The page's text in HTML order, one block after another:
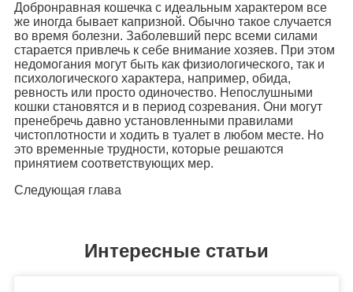
Добронравная кошечка с идеальным характером все
же иногда бывает капризной. Обычно такое случается
во время болезни. Заболевший перс всеми силами
старается привлечь к себе внимание хозяев. При этом
недомогания могут быть как физиологического, так и
психологического характера, например, обида,
ревность или просто одиночество. Непослушными
кошки становятся и в период созревания. Они могут
пренебречь давно установленными правилами
чистоплотности и ходить в туалет в любом месте. Но
это временные трудности, которые решаются
принятием соответствующих мер.
Следующая глава
Интересные статьи